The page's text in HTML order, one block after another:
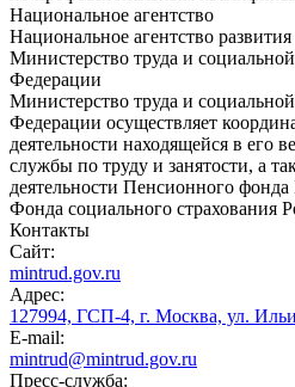
Национальное агентство
Национальное агентство
Министерство труда и
Федерации
Министерство труда и
Федерации осуществляет
деятельности находящейся в его
службы по труду и занятости, а
деятельности Пенсионного
Фонда социального страхования
Контакты
Сайт:
mintrud.gov.ru
Адрес:
127994, ГСП-4, г. Москва, ул.
E-mail:
mintrud@mintrud.gov.ru
Пресс-служба: